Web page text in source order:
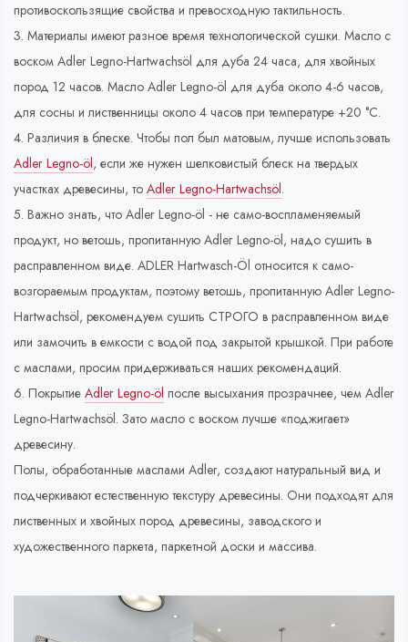
противоскользящие свойства и превосходную тактильность.
3. Материалы имеют разное время технологической сушки. Масло с
воском Adler Legno-Hartwachsöl для дуба 24 часа, для хвойных
пород 12 часов. Масло Adler Legno-öl для дуба около 4-6 часов,
для сосны и лиственницы около 4 часов при температуре +20 °С.
4. Различия в блеске. Чтобы пол был матовым, лучше использовать
Adler Legno-öl, если же нужен шелковистый блеск на твердых
участках древесины, то Adler Legno-Hartwachsöl.
5. Важно знать, что Adler Legno-öl - не само-воспламеняемый
продукт, но ветошь, пропитанную Adler Legno-öl, надо сушить в
расправленном виде. ADLER Hartwasch-Öl относится к само-
возгораемым продуктам, поэтому ветошь, пропитанную Adler Legno-
Hartwachsöl, рекомендуем сушить СТРОГО в расправленном виде
или замочить в емкости с водой под закрытой крышкой. При работе
с маслами, просим придерживаться наших рекомендаций.
6. Покрытие Adler Legno-öl после высыхания прозрачнее, чем Adler
Legno-Hartwachsöl. Зато масло с воском лучше «поджигает»
древесину.
Полы, обработанные маслами Adler, создают натуральный вид и
подчеркивают естественную текстуру древесины. Они подходят для
лиственных и хвойных пород древесины, заводского и
художественного паркета, паркетной доски и массива.